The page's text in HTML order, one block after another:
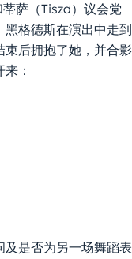
萨（Tisza）议会党
格德斯在演出中走到
束后拥抱了她，并合影
：
是否为另一场舞蹈表